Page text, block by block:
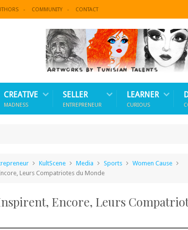
COMMUNITY CONTACT
CREATIVE
MADNESS
SELLER
ENTREPRENEUR
LEARNER
CURIOUS
KultScene Media Sports
Women Cause
Leurs Compatriotes du Monde
Encore, Leurs